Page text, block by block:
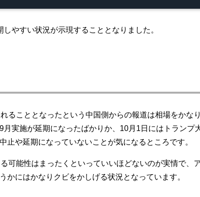
やすい状況が示現することとなりました。
ることとなったという中国側からの報道は相場をかな
月実施が延期になったばかりか、10月1日にはトラン
止や延期になっていないことが気になるところです。
可能性はまったくといっていいほどないのが実情で、
かにはかなりクビをかしげる状況となっています。